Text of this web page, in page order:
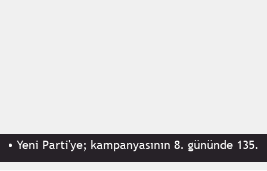
Yeni Parti'ye; kampanyasının 8. gününde